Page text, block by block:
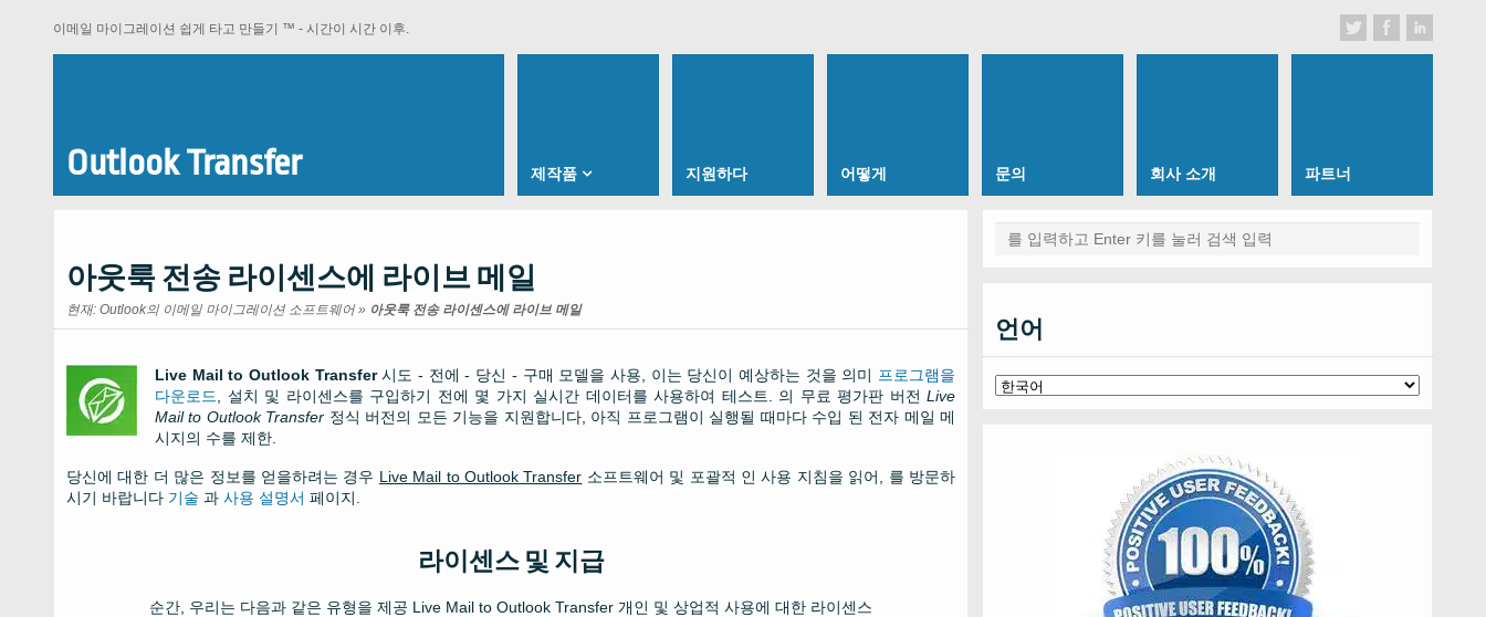
이메일 마이그레이션 쉽게 타고 만들기 ™ - 시간이 시간 이후.
Outlook Transfer 제작품 지원하다 어떻게 문의 회사 소개 파트너
아웃룩 전송 라이센스에 라이브 메일
현재: Outlook의 이메일 마이그레이션 소프트웨어 » 아웃룩 전송 라이센스에 라이브 메일
Live Mail to Outlook Transfer시도 - 전에 - 당신 - 구매 모델을 사용, 이는 당신이 예상하는 것을 의미 프로그램을
다운로드
, 설치 및 라이센스를 구입하기 전에 몇 가지 실시간 데이터를 사용하여 테스트. 의 무료 평가판 버전 Live
Mail to Outlook Transfer 정식 버전의 모든 기능을 지원합니다, 아직 프로그램이 실행될 때마다 수입 된 전자 메일 메
시지의 수를 제한.
당신에 대한 더 많은 정보를 얻을하려는 경우 Live Mail to Outlook Transfer 소프트웨어 및 포괄적 인 사용 지침을 읽어, 를 방문하
시기 바랍니다 기술 과 사용 설명서 페이지.
라이센스 및 지급
순간, 우리는 다음과 같은 유형을 제공 Live Mail to Outlook Transfer 개인 및 상업적 사용에 대한 라이센스
언어